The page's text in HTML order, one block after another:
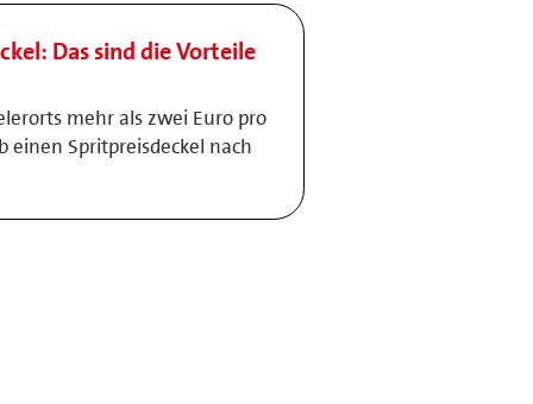
Das sind die Vorteile
mehr als zwei Euro pro
einen Spritpreisdeckel nach